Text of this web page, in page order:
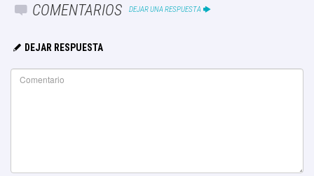
COMENTARIOS DEJAR UNA RESPUESTA
DEJAR RESPUESTA